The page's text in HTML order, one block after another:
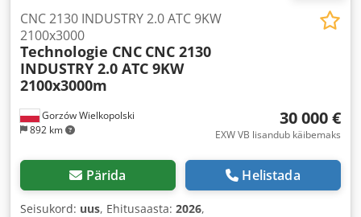
Gorzów Wielkopolski
892 km
CNC 2130 INDUSTRY 2.0 ATC 9KW
2100x3000
Technologie CNC CNC 2130
INDUSTRY 2.0 ATC 9KW
2100x3000m
30 000 €
EXW VB lisandub käibemaks
Pärida Helistada
Seisukord: uus, Ehitusaasta: 2026,